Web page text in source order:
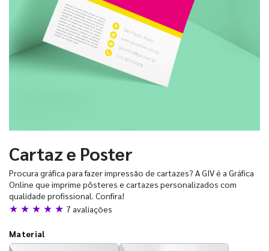
Cartaz e Poster
Procura gráfica para fazer impressão de cartazes? A GIV é a Gráfica
Online que imprime pôsteres e cartazes personalizados com
qualidade profissional. Confira!
★ ★ ★ ★ ★ 7 avaliações
Material